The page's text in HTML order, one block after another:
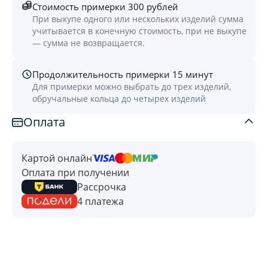
Стоимость примерки 300 рублей
При выкупе одного или нескольких изделий сумма
учитывается в конечную стоимость, при не выкупе
— сумма не возвращается.
Продолжительность примерки 15 минут
Для примерки можно выбрать до трех изделий,
обручальные кольца до четырех изделий
Оплата
Картой онлайн
Оплата при получении
Рассрочка
4 платежа